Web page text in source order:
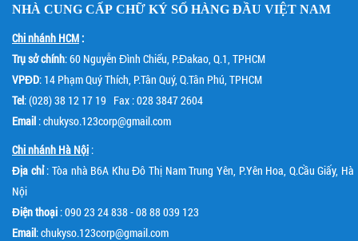
NHÀ CUNG CẤP CHỮ KÝ SỐ HÀNG ĐẦU VIỆT NAM
Chi nhánh HCM :
Trụ sở chính: 60 Nguyễn Đình Chiểu, P.Đakao, Q.1, TPHCM
VPĐD: 14 Phạm Quý Thích, P.Tân Quý, Q.Tân Phú, TPHCM
Tel: (028) 38 12 17 19 Fax : 028 3847 2604
Email : chukyso.123corp@gmail.com
Chi nhánh Hà Nội :
Địa chỉ: Tòa nhà B6A Khu Đô Thị Nam Trung Yên, P.Yên Hoa, Q.Cầu Giấy, Hà
Nội
Điện thoại : 090 23 24 838 - 08 88 039 123
Email: chukyso.123corp@gmail.com